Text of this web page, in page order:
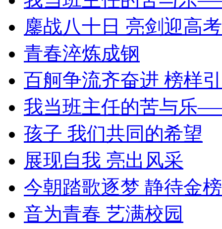
鏖战八十日 亮剑迎高考
青春淬炼成钢
百舸争流齐奋进 榜样
我当班主任的苦与乐
孩子 我们共同的希望
展现自我 亮出风采
今朝踏歌逐梦 静待金
音为青春 艺满校园